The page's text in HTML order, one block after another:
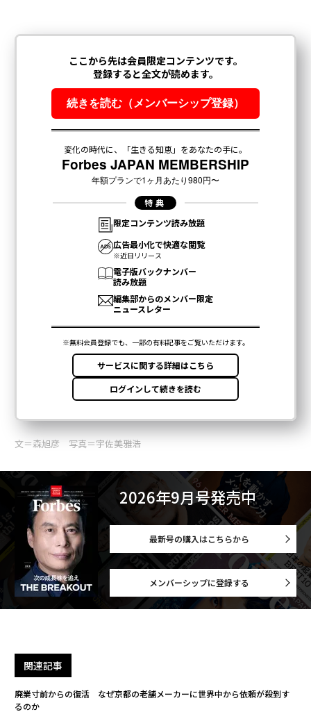
文＝森旭彦 写真＝宇佐美雅浩
2026年9月号発売中
最新号の購入はこちらから
メンバーシップに登録する
関連記事
廃業寸前からの復活 なぜ京都の老舗メーカーに世界中から依頼が殺到す
るのか